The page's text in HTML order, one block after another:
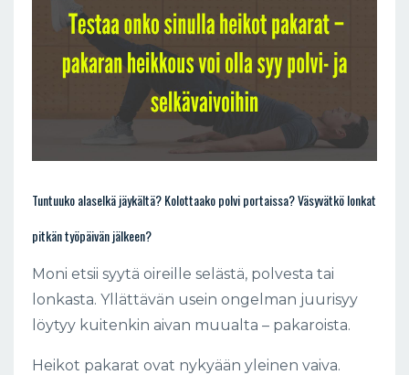
Tuntuuko alaselkä jäykältä? Kolottaako polvi portaissa? Väsyvätkö lonkat
pitkän työpäivän jälkeen?
Moni etsii syytä oireille selästä, polvesta tai
lonkasta. Yllättävän usein ongelman juurisyy
löytyy kuitenkin aivan muualta – pakaroista.
Heikot pakarat ovat nykyään yleinen vaiva.